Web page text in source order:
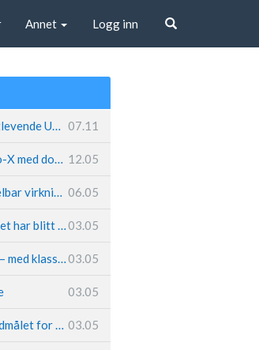
Annet Logg inn
Fremtiden sikret for Norges lengstlevende UCI-lag – Kristoff trer inn i sentral rolle 07.11
Løland triumferte i Hønefoss – Uno-X med dobbeltslag på hjemmebane 12.05
Caleb Ewan legger opp med umiddelbar virkning 06.05
Hungerholdt før Ringerike GP: – Det har blitt en livsstil03.05
Tour de France 2025 starter i Lille – med klassikerpreg03.05
03.05
Van der Poel: – VM i Kigali er hovedmålet for 2025 03.05